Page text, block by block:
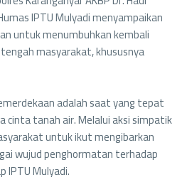
IPTU Mulyadi menyampaikan
untuk menumbuhkan kembali
masyarakat, khususnya
adalah saat yang tepat
tanah air. Melalui aksi simpatik
untuk ikut mengibarkan
wujud penghormatan terhadap
IPTU Mulyadi.